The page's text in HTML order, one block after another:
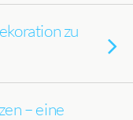
zu
– eine